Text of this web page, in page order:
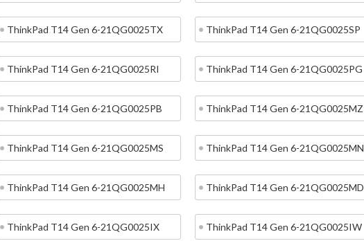
ThinkPad T14 Gen 6-21QG0025TX ThinkPad T14 Gen 6-21QG0025SP
ThinkPad T14 Gen 6-21QG0025RI ThinkPad T14 Gen 6-21QG0025PG
ThinkPad T14 Gen 6-21QG0025PB ThinkPad T14 Gen 6-21QG0025MZ
ThinkPad T14 Gen 6-21QG0025MS ThinkPad T14 Gen 6-21QG0025MN
ThinkPad T14 Gen 6-21QG0025MH ThinkPad T14 Gen 6-21QG0025MD
ThinkPad T14 Gen 6-21QG0025IX ThinkPad T14 Gen 6-21QG0025IW